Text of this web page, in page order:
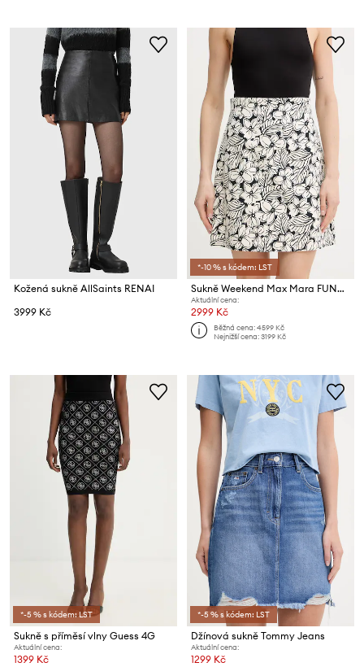
Kožená sukně AllSaints RENAI
3999 Kč
*-10 % s kódem: LST
Sukně Weekend Max Mara FUNGO
Aktuální cena:
2999 Kč
Běžná cena:4599 Kč
Nejnižší cena:3199 Kč
*-5 % s kódem: LST
Sukně s příměsí vlny Guess 4G
Aktuální cena:
1399 Kč
*-5 % s kódem: LST
Džínová sukně Tommy Jeans
Aktuální cena:
1299 Kč